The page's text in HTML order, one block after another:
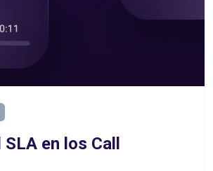
en los Call